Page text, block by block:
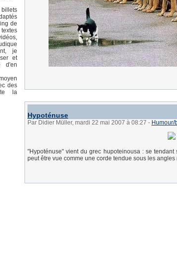
de
je
et
d'en
des
la
Hypoténuse
Par Didier Müller, mardi 22 mai 2007 à 08:27 - Humour/
"Hypoténuse" vient du grec hupoteinousa : se
peut être vue comme une corde tendue sous les